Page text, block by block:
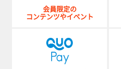
会員限定の
コンテンツやイベント